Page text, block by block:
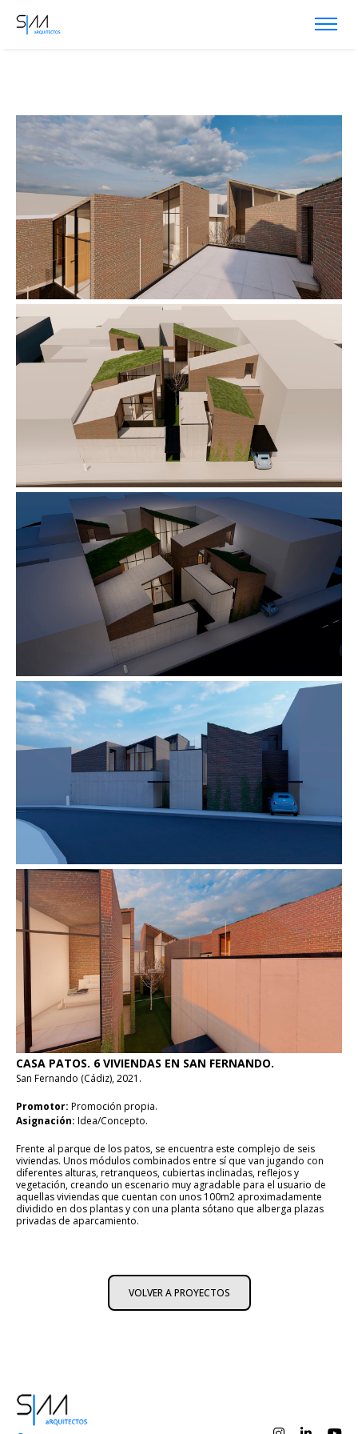
CASA PATOS. 6 VIVIENDAS EN SAN FERNANDO.
San Fernando (Cádiz), 2021.
Promotor: Promoción propia.
Asignación: Idea/Concepto.
Frente al parque de los patos, se encuentra este complejo de seis
viviendas. Unos módulos combinados entre sí que van jugando con
diferentes alturas, retranqueos, cubiertas inclinadas, reflejos y
vegetación, creando un escenario muy agradable para el usuario de
aquellas viviendas que cuentan con unos 100m2 aproximadamente
dividido en dos plantas y con una planta sótano que alberga plazas
privadas de aparcamiento.
VOLVER A PROYECTOS